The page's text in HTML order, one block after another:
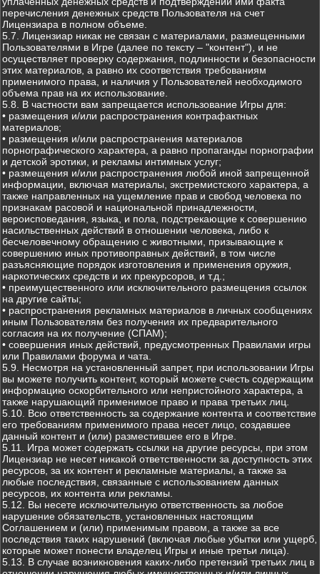
перечисления денежных средств Пользователя на счет
Лицензиара в полном объеме.
5.7. Лицензиар никак не связан с материалами, размещенными
Пользователями в Игре (далее по тексту – "контент"), и не
осуществляет проверку содержания, подлинности и безопасности
этих материалов, а равно их соответствия требованиям
применимого права, и наличия у Пользователей необходимого
объема прав на их использование.
5.8. В частности вам запрещается использование Игры для:
• размещения и/или распространения контрафактных
материалов;
• размещения и/или распространения материалов
порнографического характера, а равно пропаганды порнографии
и детской эротики, и рекламы интимных услуг;
• размещения и/или распространения любой иной запрещенной
информации, включая материалы, экстремистского характера, а
также направленных на ущемление прав и свобод человека по
признакам расовой и национальной принадлежности,
вероисповедания, языка, и пола, подстрекающие к совершению
насильственных действий в отношении человека, либо к
бесчеловечному обращению с животными, призывающие к
совершению иных противоправных действий, в том числе
разъясняющие порядок изготовления и применения оружия,
наркотических средств и их прекурсоров, и т.д.;
• преимущественного или исключительного размещения ссылок
на другие сайты;
• распространения рекламных материалов в личных сообщениях
иным Пользователям без получения их предварительного
согласия на их получение (СПАМ);
• совершения иных действий, предусмотренных Правилами игры
или Правилами форума и чата.
5.9. Несмотря на установленный запрет, при использовании Игры
вы можете получить контент, который можете счесть содержащим
информацию оскорбительного или непристойного характера, а
также нарушающий применимое право и права третьих лиц.
5.10. Всю ответственность за содержание контента и соответствие
его требованиям применимого права несет лицо, создавшее
данный контент и (или) разместившее его в Игре.
5.11. Игра может содержать ссылки на другие ресурсы, при этом
Лицензиар не несет никакой ответственности за доступность этих
ресурсов, за их контент и рекламные материалы, а также за
любые последствия, связанные с использованием данных
ресурсов, их контента или рекламы.
5.12. Вы несете исключительную ответственность за любое
нарушение обязательств, установленных настоящим
Соглашением и (или) применимым правом, а также за все
последствия таких нарушений (включая любые убытки или ущерб,
которые может понести владелец Игры и иные третьи лица).
5.13. В случае возникновения каких-либо претензий третьих лиц в